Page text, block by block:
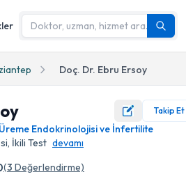
Doç. Dr. Ebru Ersoy
Takip Et
Üreme Endokrinolojisi ve İnfertilite
İkili Test devamı
(3 Değerlendirme)